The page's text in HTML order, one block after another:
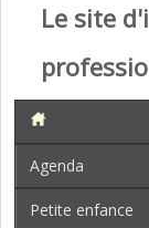
Le site
Agenda
Petite enfance